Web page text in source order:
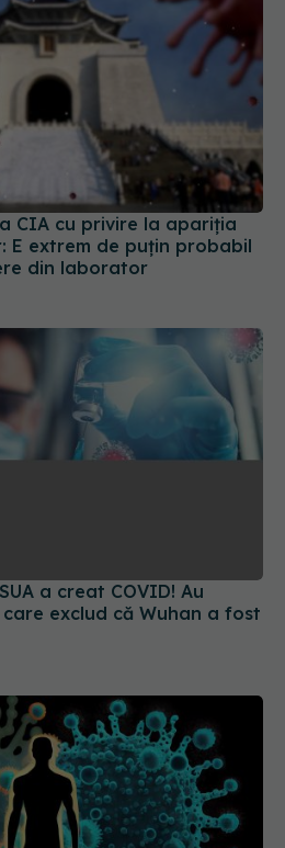
CIA cu privire la apariția
E extrem de puţin probabil
din laborator
a creat COVID! Au
exclud că Wuhan a fost